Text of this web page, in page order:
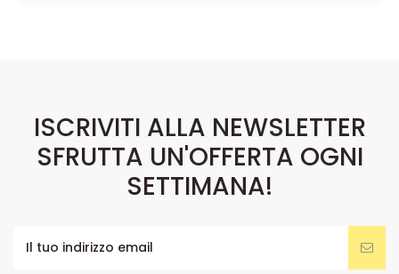
ISCRIVITI ALLA NEWSLETTER
SFRUTTA UN'OFFERTA OGNI
SETTIMANA!